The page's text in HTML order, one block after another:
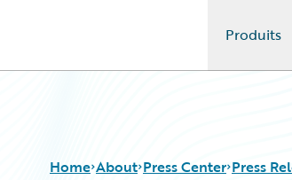
Produits
Home About Press Center Press